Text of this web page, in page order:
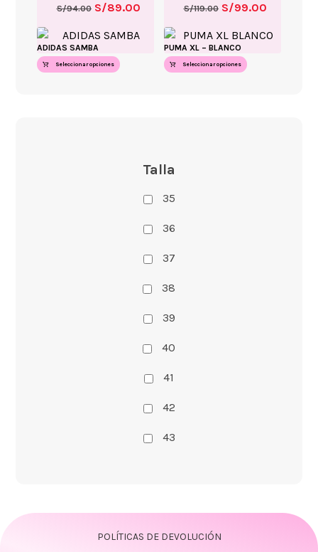
ADIDAS SAMBA
S/94.00 S/89.00
Seleccionar opciones
PUMA XL – BLANCO
S/119.00 S/99.00
Seleccionar opciones
Talla
35
36
37
38
39
40
41
42
43
POLÍTICAS DE DEVOLUCIÓN